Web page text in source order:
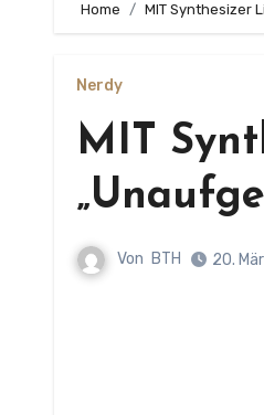
Home MIT Synthesizer
Nerdy
MIT
Von BTH 20.